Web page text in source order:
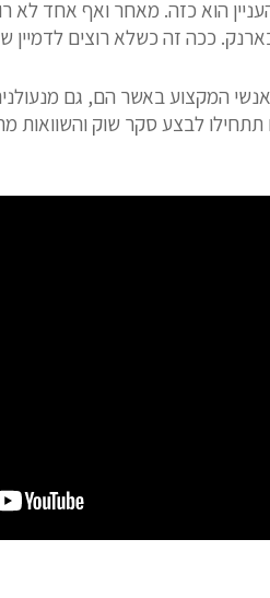
העניין הוא כזה. מאחר ואף אחד
ככה זה כשלא רוצים
המקצוע באשר הם, גם
לבצע סקר שוק והשוואות